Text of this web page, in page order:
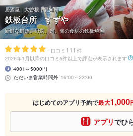
居酒屋 | 大曽根 | 愛知県
鉄板台所 すずや
新鮮な鮮魚、野菜、肉、旬の食材の鉄板焼屋
- 口コミ 111 件
2026年1月以降の口コミ5件以上で評点が表示されます
4001～5000円
ただいま営業時間外 16:00～23:00
はじめてのアプリ予約で最大1,000
アプリでひ